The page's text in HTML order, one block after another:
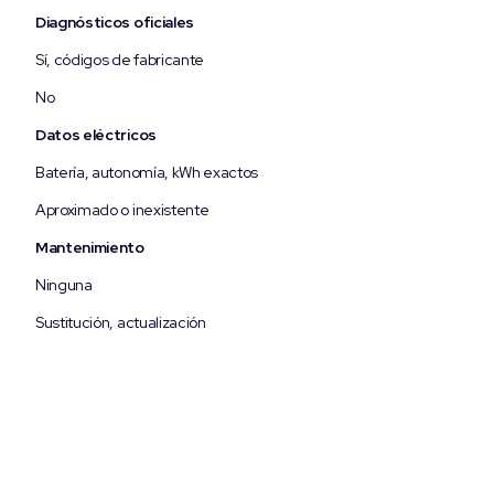
Diagnósticos oficiales
Sí, códigos de fabricante
No
Datos eléctricos
Batería, autonomía, kWh exactos
Aproximado o inexistente
Mantenimiento
Ninguna
Sustitución, actualización